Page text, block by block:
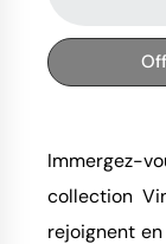
Immergez-
collection
rejoignent